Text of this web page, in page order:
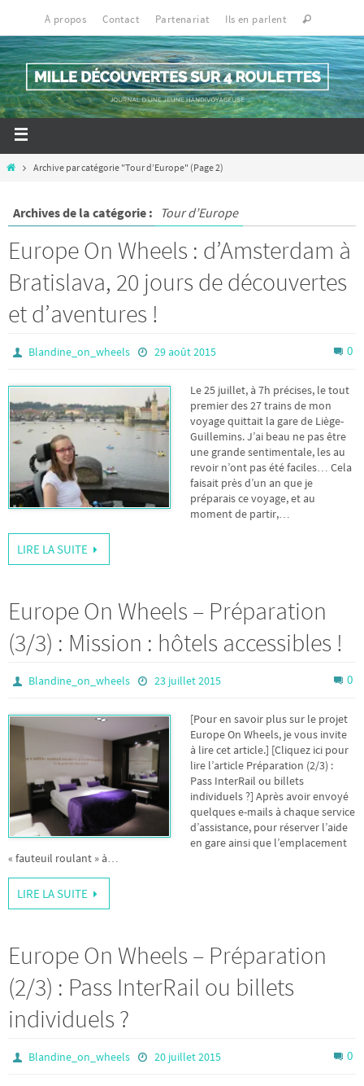
À propos Contact Partenariat Ils en parlent
Archive par catégorie "Tour d’Europe" (Page 2)
Archives de la catégorie : Tour d’Europe
Europe On Wheels : d’Amsterdam à
Bratislava, 20 jours de découvertes
et d’aventures !
Blandine_on_wheels 29 août 2015 0
Le 25 juillet, à 7h précises, le tout
premier des 27 trains de mon
voyage quittait la gare de Liège-
Guillemins. J’ai beau ne pas être
une grande sentimentale, les au
revoir n’ont pas été faciles… Cela
faisait près d’un an que je
préparais ce voyage, et au
moment de partir,…
LIRE LA SUITE
Europe On Wheels – Préparation
(3/3) : Mission : hôtels accessibles !
Blandine_on_wheels 23 juillet 2015 0
[Pour en savoir plus sur le projet
Europe On Wheels, je vous invite
à lire cet article.] [Cliquez ici pour
lire l’article Préparation (2/3) :
Pass InterRail ou billets
individuels ?] Après avoir envoyé
quelques e-mails à chaque service
d’assistance, pour réserver l’aide
en gare ainsi que l’emplacement
« fauteuil roulant » à…
LIRE LA SUITE
Europe On Wheels – Préparation
(2/3) : Pass InterRail ou billets
individuels ?
Blandine_on_wheels 20 juillet 2015 0